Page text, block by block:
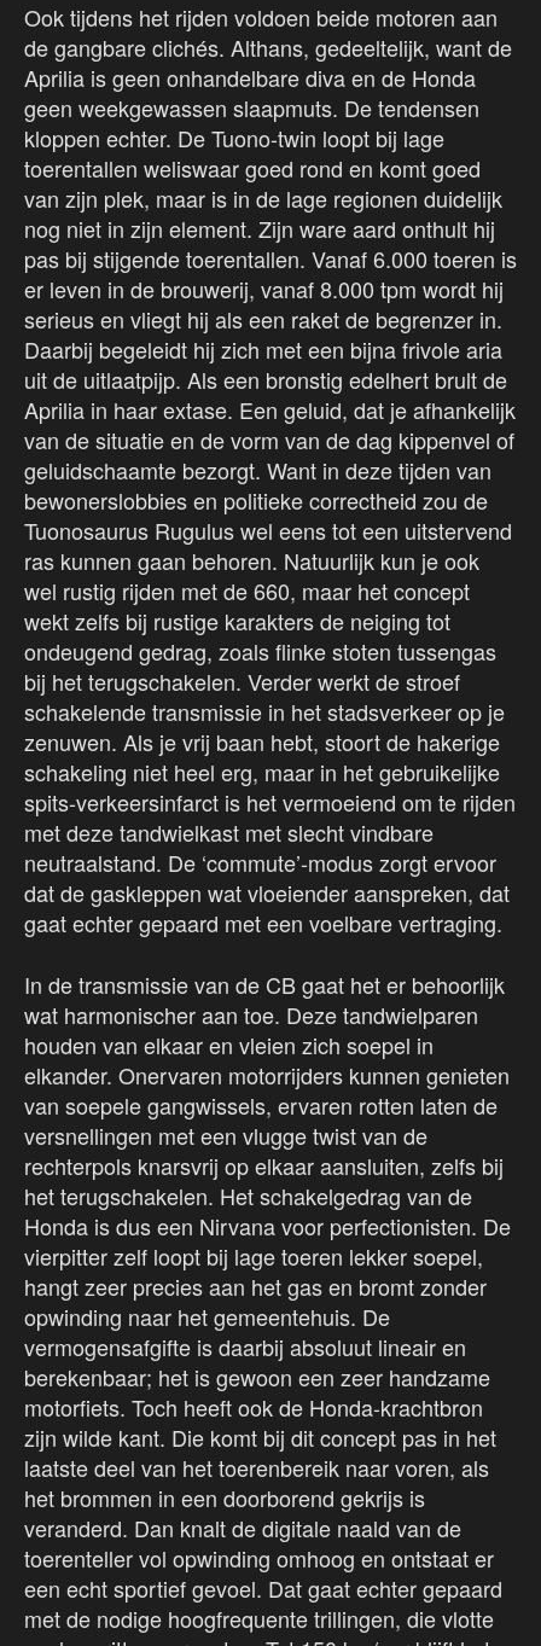
Ook tijdens het rijden voldoen beide motoren aan
de gangbare clichés. Althans, gedeeltelijk, want de
Aprilia is geen onhandelbare diva en de Honda
geen weekgewassen slaapmuts. De tendensen
kloppen echter. De Tuono-twin loopt bij lage
toerentallen weliswaar goed rond en komt goed
van zijn plek, maar is in de lage regionen duidelijk
nog niet in zijn element. Zijn ware aard onthult hij
pas bij stijgende toerentallen. Vanaf 6.000 toeren is
er leven in de brouwerij, vanaf 8.000 tpm wordt hij
serieus en vliegt hij als een raket de begrenzer in.
Daarbij begeleidt hij zich met een bijna frivole aria
uit de uitlaatpijp. Als een bronstig edelhert brult de
Aprilia in haar extase. Een geluid, dat je afhankelijk
van de situatie en de vorm van de dag kippenvel of
geluidschaamte bezorgt. Want in deze tijden van
bewonerslobbies en politieke correctheid zou de
Tuonosaurus Rugulus wel eens tot een uitstervend
ras kunnen gaan behoren. Natuurlijk kun je ook
wel rustig rijden met de 660, maar het concept
wekt zelfs bij rustige karakters de neiging tot
ondeugend gedrag, zoals flinke stoten tussengas
bij het terugschakelen. Verder werkt de stroef
schakelende transmissie in het stadsverkeer op je
zenuwen. Als je vrij baan hebt, stoort de hakerige
schakeling niet heel erg, maar in het gebruikelijke
spits-verkeersinfarct is het vermoeiend om te rijden
met deze tandwielkast met slecht vindbare
neutraalstand. De ‘commute’-modus zorgt ervoor
dat de gaskleppen wat vloeiender aanspreken, dat
gaat echter gepaard met een voelbare vertraging.
In de transmissie van de CB gaat het er behoorlijk
wat harmonischer aan toe. Deze tandwielparen
houden van elkaar en vleien zich soepel in
elkander. Onervaren motorrijders kunnen genieten
van soepele gangwissels, ervaren rotten laten de
versnellingen met een vlugge twist van de
rechterpols knarsvrij op elkaar aansluiten, zelfs bij
het terugschakelen. Het schakelgedrag van de
Honda is dus een Nirvana voor perfectionisten. De
vierpitter zelf loopt bij lage toeren lekker soepel,
hangt zeer precies aan het gas en bromt zonder
opwinding naar het gemeentehuis. De
vermogensafgifte is daarbij absoluut lineair en
berekenbaar; het is gewoon een zeer handzame
motorfiets. Toch heeft ook de Honda-krachtbron
zijn wilde kant. Die komt bij dit concept pas in het
laatste deel van het toerenbereik naar voren, als
het brommen in een doorborend gekrijs is
veranderd. Dan knalt de digitale naald van de
toerenteller vol opwinding omhoog en ontstaat er
een echt sportief gevoel. Dat gaat echter gepaard
met de nodige hoogfrequente trillingen, die vlotte